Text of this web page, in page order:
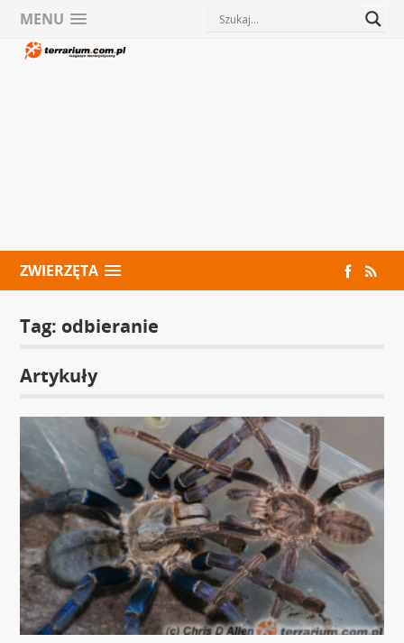
MENU
ZWIERZĘTA
Tag: odbieranie
Artykuły